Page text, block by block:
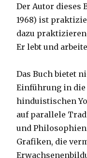
Der Autor dieses
1968) ist
dazu
Er lebt und
Das Buch bietet
Einführung in die
hinduistischen
auf parallele
und
Grafiken, die